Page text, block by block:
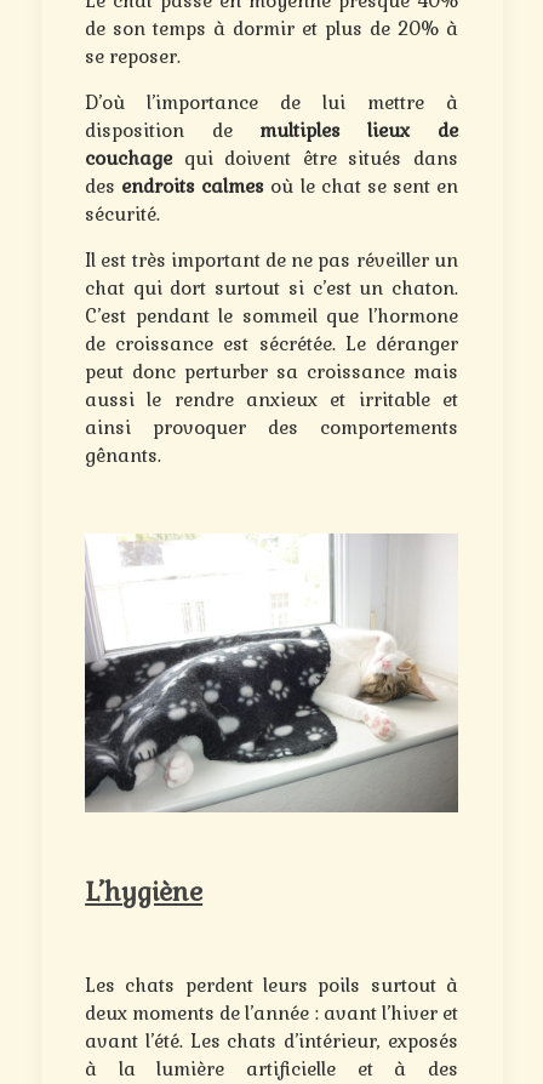
de son temps à dormir et plus de 20% à
se reposer.
D’où l’importance de lui mettre à
disposition de multiples lieux de
couchagequi doivent être situés dans
des endroits calmes où le chat se sent en
sécurité.
Il est très important de ne pas réveiller un
chat qui dort surtout si c’est un chaton.
C’est pendant le sommeil que l’hormone
de croissance est sécrétée. Le déranger
peut donc perturber sa croissance mais
aussi le rendre anxieux et irritable et
ainsi provoquer des comportements
gênants.
L’hygiène
Les chats perdent leurs poils surtout à
deux moments de l’année : avant l’hiver et
avant l’été. Les chats d’intérieur, exposés
à la lumière artificielle et à des